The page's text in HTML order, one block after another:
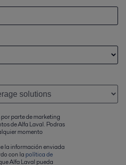
parte de marketing
de Alfa Laval. Podras
momento
la información enviada
con la política de
Alfa Laval pueda